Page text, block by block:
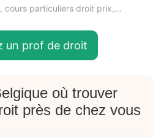
cours particuliers droit prix,…
un prof de droit
où trouver
près de chez vous